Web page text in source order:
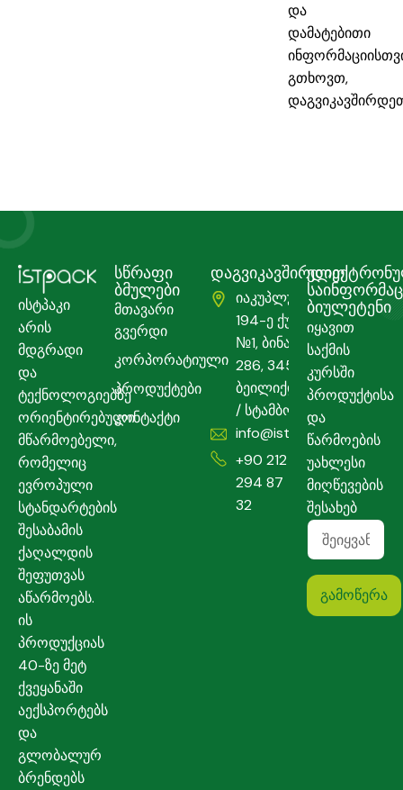
და
დამატებითი
გთხოვთ,
ისტპაკი
არის
მდგრადი
და
ტექნოლოგიებზე
ორიენტირებული
მწარმოებელი,
რომელიც
ევროპული
სტანდარტების
შესაბამის
ქაღალდის
შეფუთვას
აწარმოებს.
ის
პროდუქციას
40-ზე მეტ
ქვეყანაში
აექსპორტებს
და
გლობალურ
ბრენდებს
სწრაფი
ბმულები
მთავარი
გვერდი
კორპორატიული
პროდუქტები
კონტაქტი
დაგვიკავშირდით
იაკუპლუ,
194-ე ქუჩა,
№1, ბინა
286, 34524
ბეილიქდუზი
/ სტამბოლი
info@istpack.com
+90 212
294 87
32
ბიულეტენი
იყავით
საქმის
კურსში
პროდუქტისა
და
წარმოების
უახლესი
მიღწევების
შესახებ